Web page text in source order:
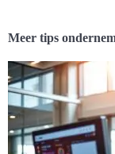
Meer tips